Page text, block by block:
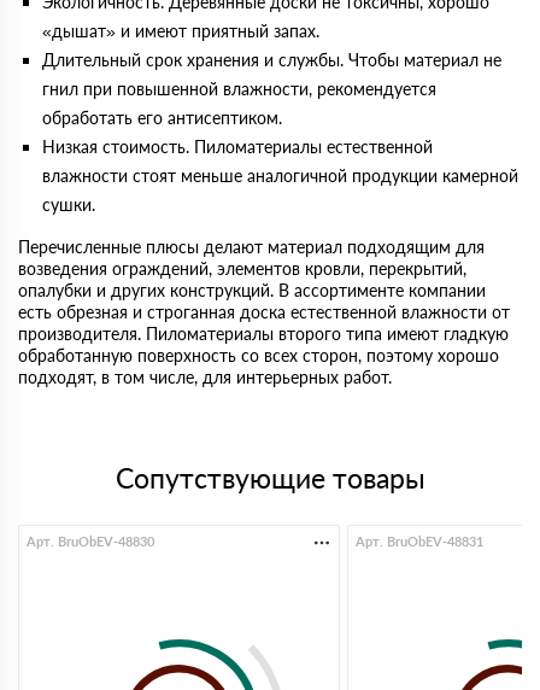
«дышат» и имеют приятный запах.
Длительный срок хранения и службы. Чтобы материал не
гнил при повышенной влажности, рекомендуется
обработать его антисептиком.
Низкая стоимость. Пиломатериалы естественной
влажности стоят меньше аналогичной продукции камерной
сушки.
Перечисленные плюсы делают материал подходящим для
возведения ограждений, элементов кровли, перекрытий,
опалубки и других конструкций. В ассортименте компании
есть обрезная и строганная доска естественной влажности от
производителя. Пиломатериалы второго типа имеют гладкую
обработанную поверхность со всех сторон, поэтому хорошо
подходят, в том числе, для интерьерных работ.
Сопутствующие товары
Арт. BruObEV-48830 Арт. BruObEV-48831